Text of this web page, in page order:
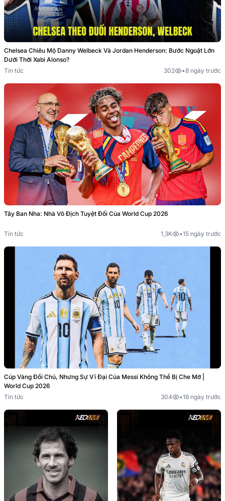
Chelsea Chiêu Mộ Danny Welbeck Và Jordan Henderson: Bước Ngoặt Lớn
Dưới Thời Xabi Alonso?
Tin tức
302 •8 ngày trước
Tây Ban Nha: Nhà Vô Địch Tuyệt Đối Của World Cup 2026
Tin tức 1,3K •15 ngày trước
Cúp Vàng Đổi Chủ, Nhưng Sự Vĩ Đại Của Messi Không Thể Bị Che Mờ |
World Cup 2026
Tin tức
304 •16 ngày trước